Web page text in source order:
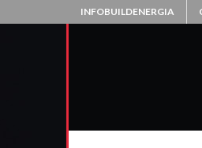
INFOBUILDENERGIA